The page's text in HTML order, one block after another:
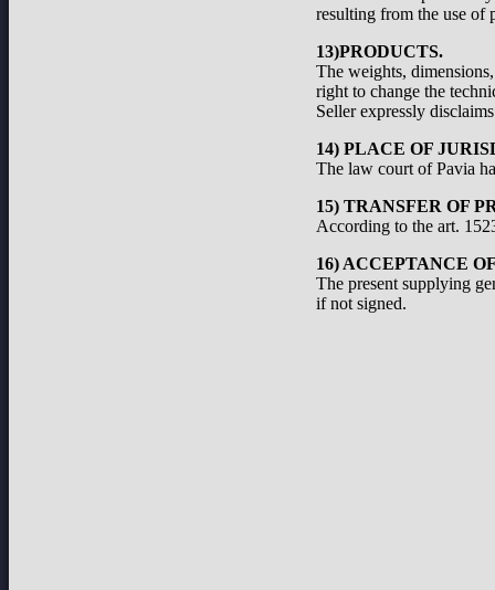
resulting from the use of
13)PRODUCTS.
The weights,
right to change the
Seller expressly
14) PLACE OF
The law court of Pavia
15) TRANSFER OF
According to the art.
16) ACCEPTANCE
The present supplying
if not signed.